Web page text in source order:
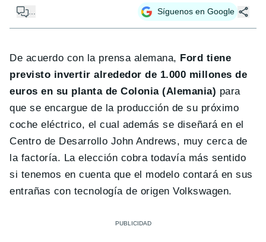
... Síguenos en Google
De acuerdo con la prensa alemana, Ford tiene
previsto invertir alrededor de 1.000 millones de
euros en su planta de Colonia (Alemania) para
que se encargue de la producción de su próximo
coche eléctrico, el cual además se diseñará en el
Centro de Desarrollo John Andrews, muy cerca de
la factoría. La elección cobra todavía más sentido
si tenemos en cuenta que el modelo contará en sus
entrañas con tecnología de origen Volkswagen.